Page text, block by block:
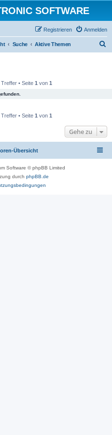
SOFTWARE
Anmelden
Registrieren
Suche Aktive Themen
• Seite 1 von 1
• Seite 1 von 1
Gehe zu
Übersicht
Software © phpBB Limited
durch phpBB.de